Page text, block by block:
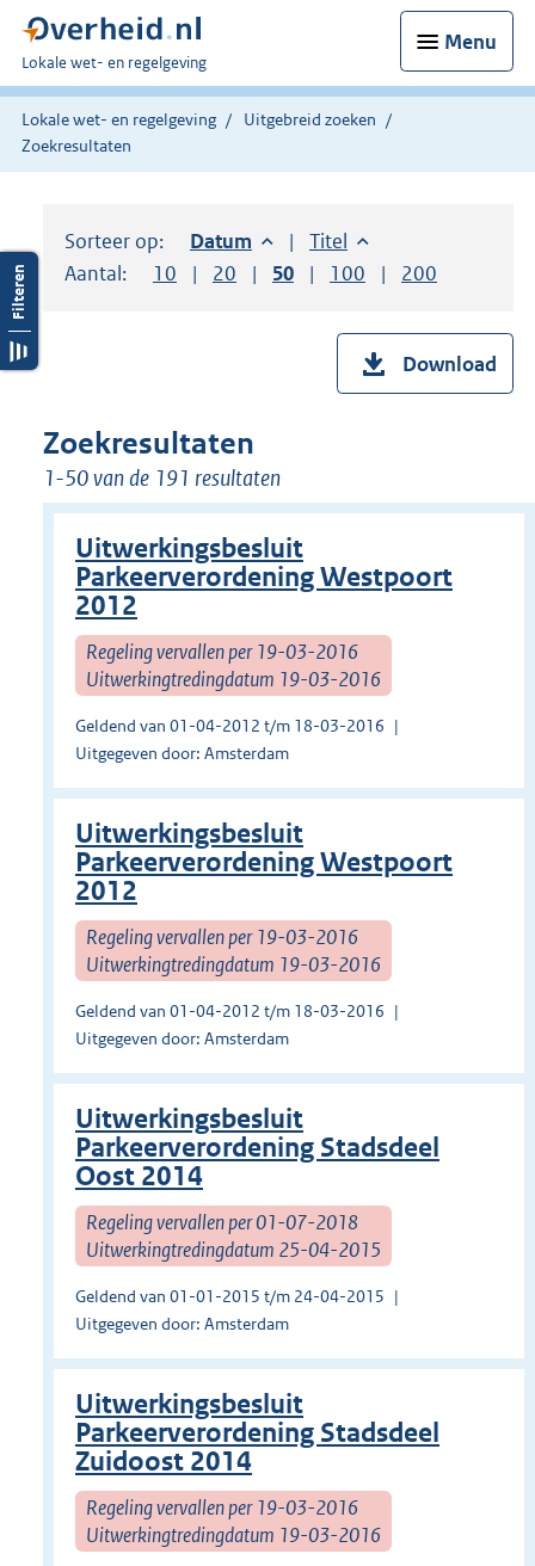
Menu
U
bent
hier:
Lokale wet- en regelgeving
Lokale wet- en regelgeving
Uitgebreid zoeken
Zoekresultaten
Sorteer op: Sorteer op:
Datum aflopendSorteer op:
Titel oplopend
Aantal:
Toon
10 resultaten per pagina
Toon
20 resultaten per pagina
Toon
50 resultaten per pagina
Toon
100 resultaten per
Toon
200
Download
Zoekresultaten
1-50 van de 191 resultaten
Uitwerkingsbesluit
Parkeerverordening Westpoort
2012
Regeling vervallen per 19-03-2016
Uitwerkingtredingdatum 19-03-2016
Geldend van 01-04-2012 t/m 18-03-2016
Uitgegeven door: Amsterdam
Uitwerkingsbesluit
Parkeerverordening Westpoort
2012
Regeling vervallen per 19-03-2016
Uitwerkingtredingdatum 19-03-2016
Geldend van 01-04-2012 t/m 18-03-2016
Uitgegeven door: Amsterdam
Uitwerkingsbesluit
Parkeerverordening Stadsdeel
Oost 2014
Regeling vervallen per 01-07-2018
Uitwerkingtredingdatum 25-04-2015
Geldend van 01-01-2015 t/m 24-04-2015
Uitgegeven door: Amsterdam
Uitwerkingsbesluit
Parkeerverordening Stadsdeel
Zuidoost 2014
Regeling vervallen per 19-03-2016
Uitwerkingtredingdatum 19-03-2016